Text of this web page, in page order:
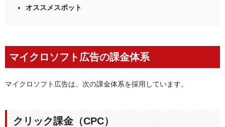
オススメスポット
マイクロソフト広告の課金体系
マイクロソフト広告は、次の課金体系を採用しています。
クリック課金（CPC）